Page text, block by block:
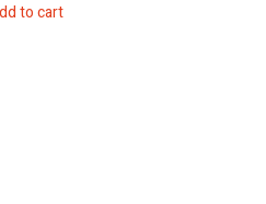
to cart